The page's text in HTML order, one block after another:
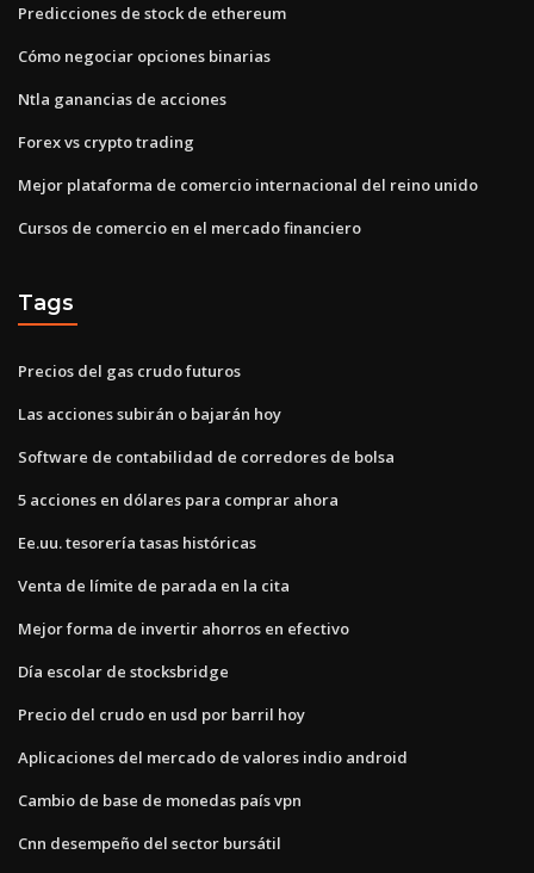
Predicciones de stock de ethereum
Cómo negociar opciones binarias
Ntla ganancias de acciones
Forex vs crypto trading
Mejor plataforma de comercio internacional del reino unido
Cursos de comercio en el mercado financiero
Tags
Precios del gas crudo futuros
Las acciones subirán o bajarán hoy
Software de contabilidad de corredores de bolsa
5 acciones en dólares para comprar ahora
Ee.uu. tesorería tasas históricas
Venta de límite de parada en la cita
Mejor forma de invertir ahorros en efectivo
Día escolar de stocksbridge
Precio del crudo en usd por barril hoy
Aplicaciones del mercado de valores indio android
Cambio de base de monedas país vpn
Cnn desempeño del sector bursátil